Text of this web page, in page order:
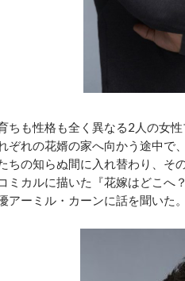
も性格も全く異なる2人の女
ぞれの花婿の家へ向かう途中
ちの知らぬ間に入れ替わり、
ミカルに描いた『花嫁はどこ
アーミル・カーンに話を聞いた。